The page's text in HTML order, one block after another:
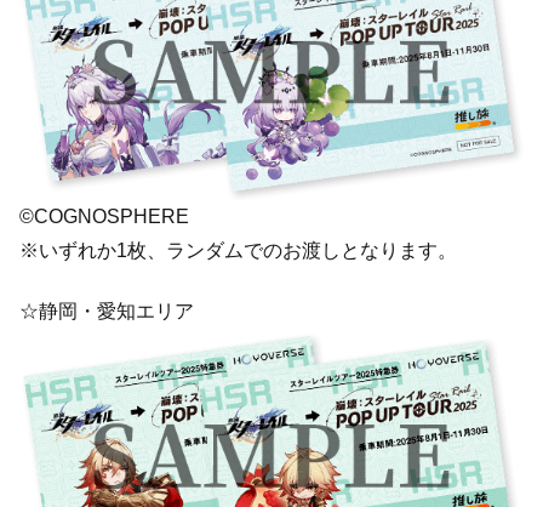
©COGNOSPHERE
※いずれか1枚、ランダムでのお渡しとなります。
☆静岡・愛知エリア